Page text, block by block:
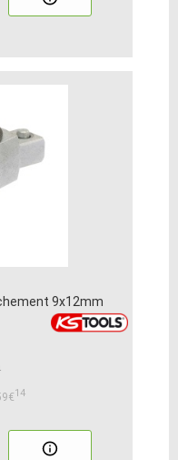
9x12mm
14